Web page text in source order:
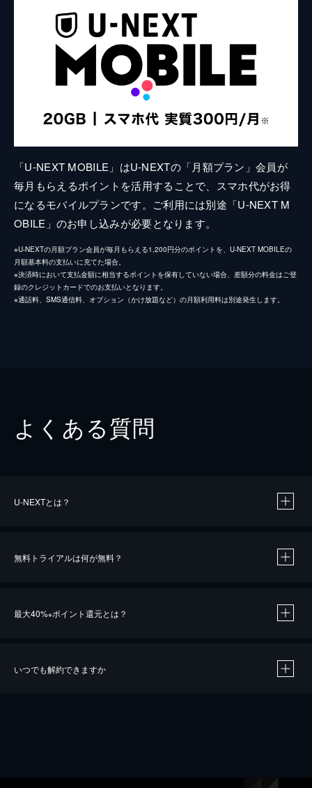
「U-NEXT MOBILE」はU-NEXTの「月額プラン」会員が
毎月もらえるポイントを活用することで、スマホ代がお得
になるモバイルプランです。ご利用には別途「U-NEXT M
OBILE」のお申し込みが必要となります。
※U-NEXTの月額プラン会員が毎月もらえる1,200円分のポイントを、U-NEXT MOBILEの
月額基本料の支払いに充てた場合。
※決済時において支払金額に相当するポイントを保有していない場合、差額分の料金はご登
録のクレジットカードでのお支払いとなります。
※通話料、SMS通信料、オプション（かけ放題など）の月額利用料は別途発生します。
よくある質問
U-NEXTとは？
無料トライアルは何が無料？
最大40%※ポイント還元とは？
いつでも解約できますか